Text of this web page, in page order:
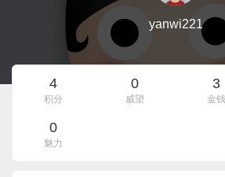
yanwi221
4
积分
0
威望
3
金钱
0
魅力